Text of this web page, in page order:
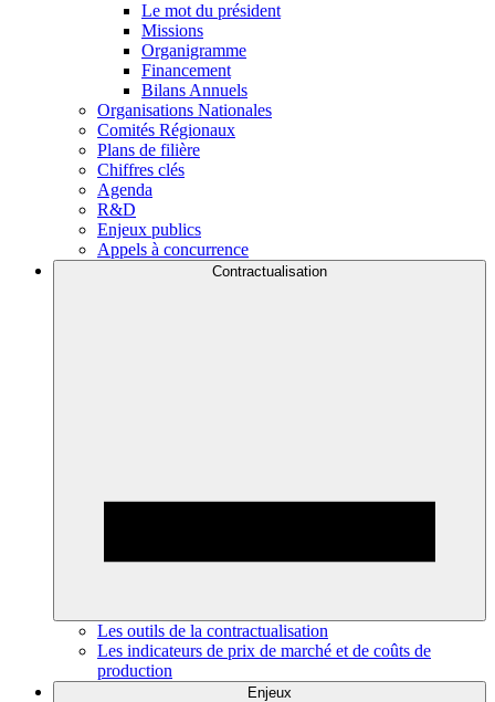
Le mot du président
Missions
Organigramme
Financement
Bilans Annuels
Organisations Nationales
Comités Régionaux
Plans de filière
Chiffres clés
Agenda
R&D
Enjeux publics
Appels à concurrence
Contractualisation
Les outils de la contractualisation
Les indicateurs de prix de marché et de coûts de
production
Enjeux